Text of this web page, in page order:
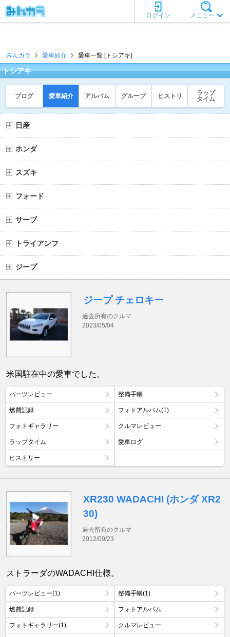
メニュー
ログイン
みんカラ 愛車紹介 愛車一覧 [トシアキ]
トシアキ
ブログ 愛車紹介 アルバム グループ ヒストリ
ラップ
タイム
日産
ホンダ
スズキ
フォード
サーブ
トライアンフ
ジープ
ジープ チェロキー
過去所有のクルマ
2023/05/04
米国駐在中の愛車でした。
パーツレビュー 整備手帳
燃費記録 フォトアルバム(1)
フォトギャラリー クルマレビュー
ラップタイム 愛車ログ
ヒストリー
XR230 WADACHI (ホンダ XR2
30)
過去所有のクルマ
2012/09/23
ストラーダのWADACHI仕様。
パーツレビュー(1) 整備手帳(1)
燃費記録 フォトアルバム
フォトギャラリー(1) クルマレビュー